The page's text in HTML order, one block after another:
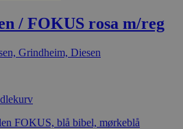
/ FOKUS rosa m/reg
Grindheim, Diesen